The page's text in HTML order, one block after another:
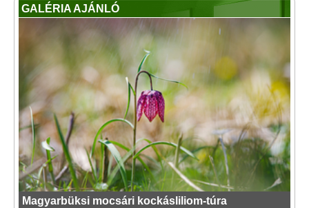
GALÉRIA AJÁNLÓ
Magyarbüksi mocsári kockásliliom-túra